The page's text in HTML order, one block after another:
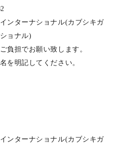
ンターナショナル(カブシキガ
ョナル)
負担でお願い致します。
を明記してください。
ンターナショナル(カブシキガ